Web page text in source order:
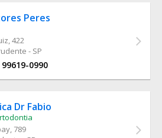
Peres
, 422
- SP
99619-0990
Dr Fabio
, 789